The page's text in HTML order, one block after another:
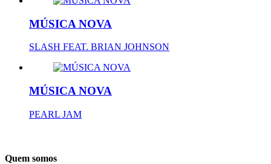
MÚSICA NOVA
SLASH FEAT. BRIAN JOHNSON
MÚSICA NOVA
PEARL JAM
Quem somos